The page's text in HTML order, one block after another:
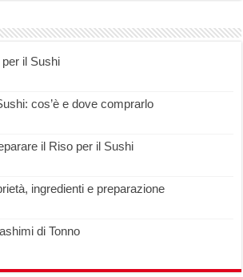
il Sushi
cos’è e dove comprarlo
il Riso per il Sushi
ingredienti e preparazione
di Tonno